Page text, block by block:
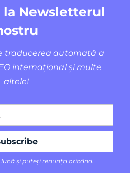
Newsletterul
traducerea automată a
internațional și multe
altele!
și puteți renunța oricând.